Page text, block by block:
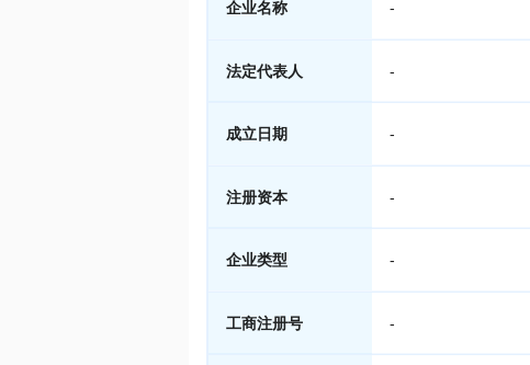
企业名称 -
法定代表人 -
成立日期 -
注册资本 -
企业类型 -
工商注册号 -